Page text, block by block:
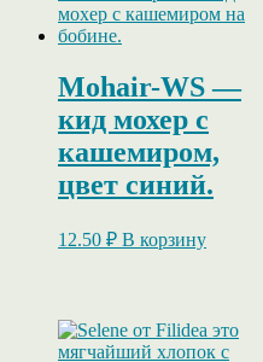
Mohair-WS —
кид мохер c
кашемиром,
цвет синий.
12.50 ₽ В корзину